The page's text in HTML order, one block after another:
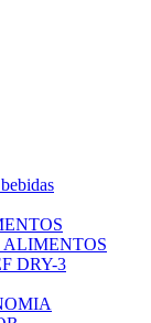
ALIMENTOS
DRY-3